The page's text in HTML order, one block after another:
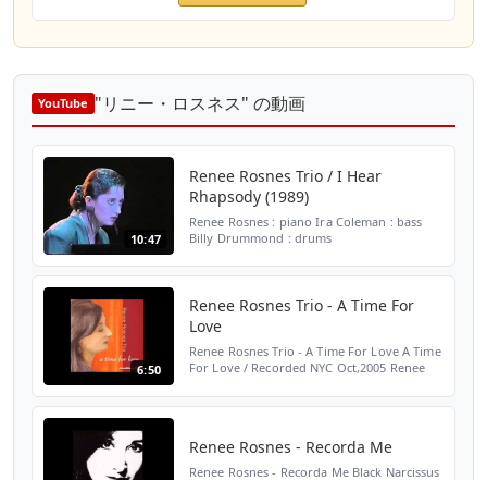
YouTube "リニー・ロスネス" の動画
10:47
Renee Rosnes Trio / I Hear
Rhapsody (1989)
Renee Rosnes : piano Ira Coleman : bass
Billy Drummond : drums
6:50
Renee Rosnes Trio - A Time For
Love
Renee Rosnes Trio - A Time For Love A Time
For Love / Recorded NYC Oct,2005 Renee
Renee Rosnes - Recorda Me
Renee Rosnes - Recorda Me Black Narcissus